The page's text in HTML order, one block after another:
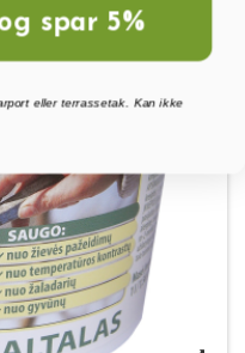
spar 5%
eller terrassetak. Kan ikke